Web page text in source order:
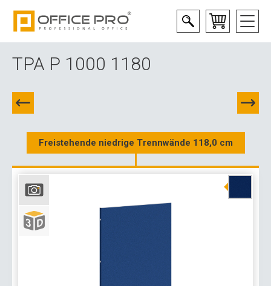
TPA P 1000 1180
Freistehende niedrige Trennwände 118,0 cm